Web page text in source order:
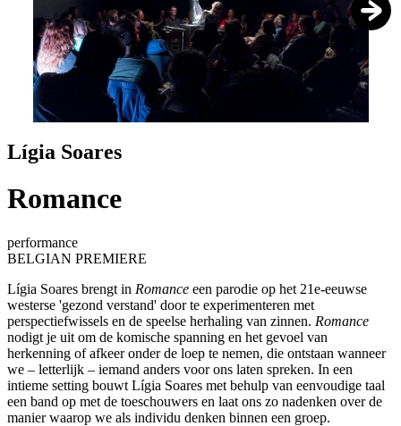
Lígia Soares
Romance
performance
BELGIAN PREMIERE
Lígia Soares brengt in Romance een parodie op het 21e-eeuwse
westerse 'gezond verstand' door te experimenteren met
perspectiefwissels en de speelse herhaling van zinnen. Romance
nodigt je uit om de komische spanning en het gevoel van
herkenning of afkeer onder de loep te nemen, die ontstaan wanneer
we – letterlijk – iemand anders voor ons laten spreken. In een
intieme setting bouwt Lígia Soares met behulp van eenvoudige taal
een band op met de toeschouwers en laat ons zo nadenken over de
manier waarop we als individu denken binnen een groep.